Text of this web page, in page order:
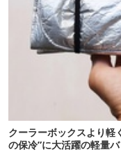
クーラーボックスより軽
の保冷”に大活躍の軽量